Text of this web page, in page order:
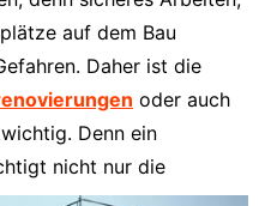
auf dem Bau
Daher ist die
oder auch
Denn ein
nicht nur die